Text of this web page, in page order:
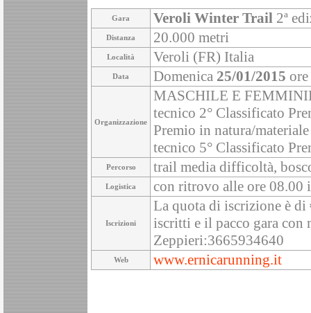
Gara Veroli Winter Trail 2ª
Distanza 20.000 metri
Località Veroli (FR) Italia
Data Domenica 25/01/2015
Organizzazione
MASCHILE E
tecnico 2° Classificato
Premio in natura/
tecnico 5° Classificato
Percorso trail media difficoltà,
Logistica con ritrovo alle ore 08.00
Iscrizioni
La quota di iscrizione è
iscritti e il pacco gara
Zeppieri:3665934640
Web www.ernicarunning.it